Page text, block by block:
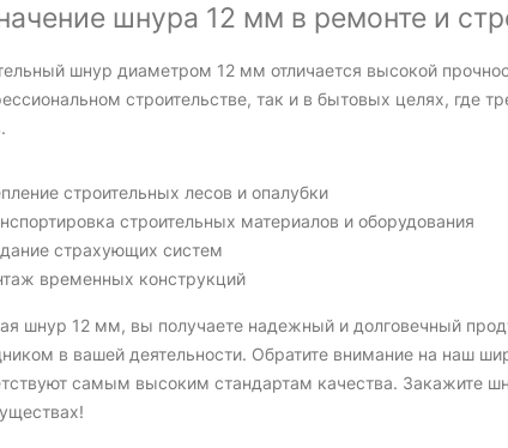
шнура 12 мм в ремонте и
шнур диаметром 12 мм отличается высокой
строительстве, так и в бытовых целях, где
строительных лесов и опалубки
строительных материалов и оборудования
страхующих систем
временных конструкций
шнур 12 мм, вы получаете надежный и долговечный
в вашей деятельности. Обратите внимание на наш
самым высоким стандартам качества. Закажите